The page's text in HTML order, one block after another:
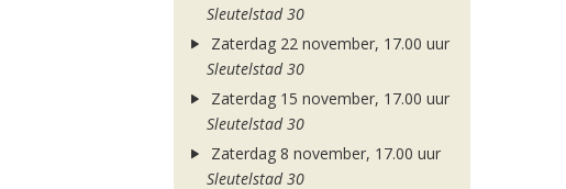
Sleutelstad 30
Zaterdag 22 november, 17.00 uur
Sleutelstad 30
Zaterdag 15 november, 17.00 uur
Sleutelstad 30
Zaterdag 8 november, 17.00 uur
Sleutelstad 30